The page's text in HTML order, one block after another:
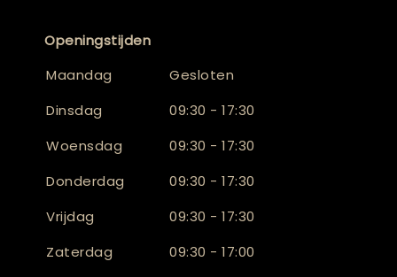
Openingstijden
Maandag
Gesloten
Dinsdag
09:30 - 17:30
Woensdag
09:30 - 17:30
Donderdag
09:30 - 17:30
Vrijdag
09:30 - 17:30
Zaterdag
09:30 - 17:00